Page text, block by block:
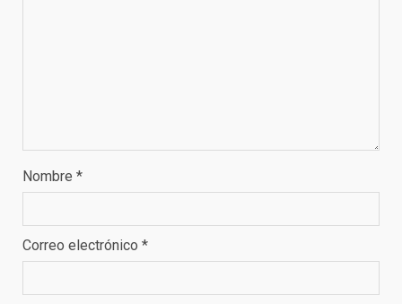
Nombre *
Correo electrónico *